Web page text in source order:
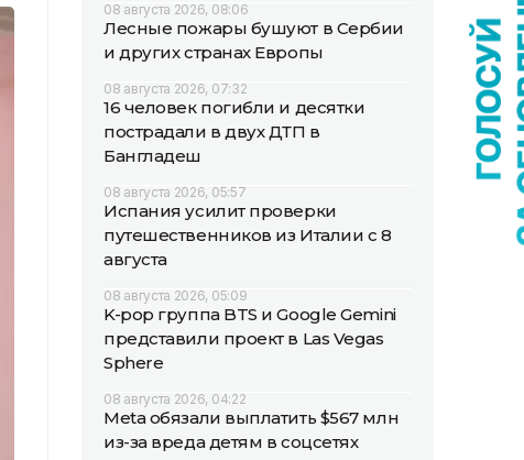
08 августа 2026, 08:06
Лесные пожары бушуют в Сербии
и других странах Европы
08 августа 2026, 07:32
16 человек погибли и десятки
пострадали в двух ДТП в
Бангладеш
08 августа 2026, 05:57
Испания усилит проверки
путешественников из Италии с 8
августа
08 августа 2026, 05:09
K-pop группа BTS и Google Gemini
представили проект в Las Vegas
Sphere
08 августа 2026, 04:22
Meta обязали выплатить $567 млн
из-за вреда детям в соцсетях